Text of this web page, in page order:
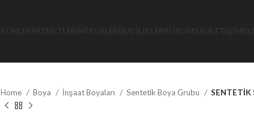
Home Boya İnşaat Boyaları Sentetik Boya Grubu SENTETİK